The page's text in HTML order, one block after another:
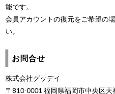
能です。
会員アカウントの復元をご希望の
い。
お問合せ
株式会社グッデイ
〒810-0001 福岡県福岡市中央区